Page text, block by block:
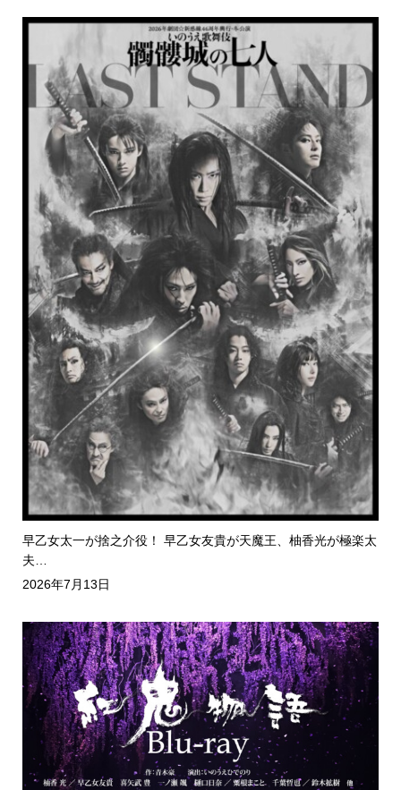
早乙女太一が捨之介役！ 早乙女友貴が天魔王、柚香光が極楽太
夫…
2026年7月13日